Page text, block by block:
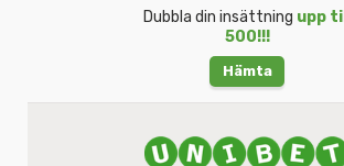
Dubbla din insättning upp till
500!!!
Hämta